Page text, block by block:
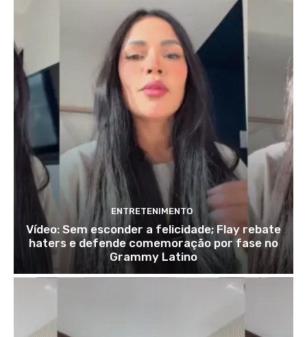
ENTRETENIMENTO
Vídeo: Sem esconder a felicidade; Flay rebate
haters e defende comemoração por fase no
Grammy Latino